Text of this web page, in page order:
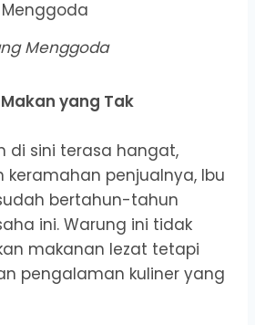
Menggoda
yang Tak
di sini terasa hangat,
penjualnya, Ibu
bertahun-tahun
ini. Warung ini tidak
makanan lezat tetapi
pengalaman kuliner yang